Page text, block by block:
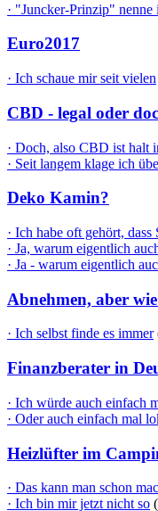
· "Juncker-Prinzip" nenne
Euro2017
· Ich schaue mir seit vielen
CBD - legal oder
· Doch, also CBD ist halt
· Seit langem klage ich
Deko Kamin?
· Ich habe oft gehört, dass
· Ja, warum eigentlich
· Ja - warum eigentlich
Abnehmen, aber
· Ich selbst finde es immer
Finanzberater in
· Ich würde auch einfach
· Oder auch einfach mal
Heizlüfter im
· Das kann man schon
· Ich bin mir jetzt nicht so